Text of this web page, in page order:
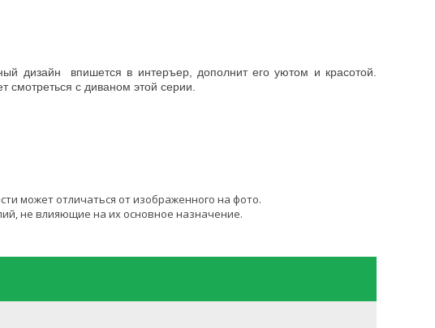
дизайн впишется в интеръер, дополнит его уютом и красотой.
с диваном этой серии.
может отличаться от изображенного на фото.
не влияющие на их основное назначение.